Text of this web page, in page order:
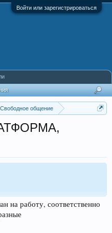
Войти или зарегистрироваться
общение
на работу, соответственно